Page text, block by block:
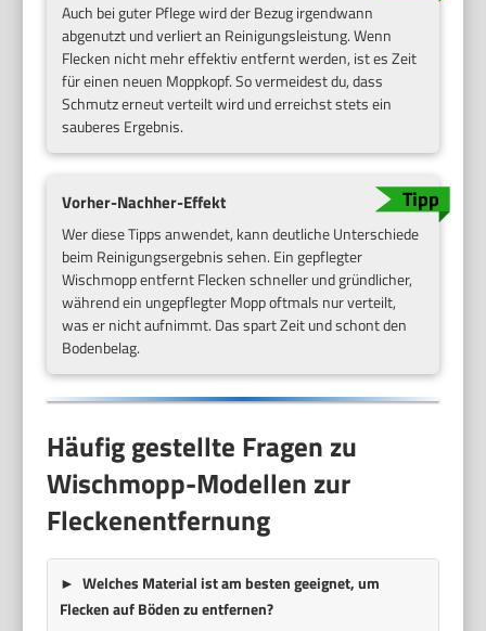
Auch bei guter Pflege wird der Bezug irgendwann
abgenutzt und verliert an Reinigungsleistung. Wenn
Flecken nicht mehr effektiv entfernt werden, ist es Zeit
für einen neuen Moppkopf. So vermeidest du, dass
Schmutz erneut verteilt wird und erreichst stets ein
sauberes Ergebnis.
Vorher-Nachher-Effekt
Wer diese Tipps anwendet, kann deutliche Unterschiede
beim Reinigungsergebnis sehen. Ein gepflegter
Wischmopp entfernt Flecken schneller und gründlicher,
während ein ungepflegter Mopp oftmals nur verteilt,
was er nicht aufnimmt. Das spart Zeit und schont den
Bodenbelag.
Häufig gestellte Fragen zu
Wischmopp-Modellen zur
Fleckenentfernung
Welches Material ist am besten geeignet, um
Flecken auf Böden zu entfernen?